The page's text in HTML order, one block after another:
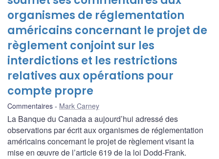
organismes de réglementation
américains concernant le projet de
règlement conjoint sur les
interdictions et les restrictions
relatives aux opérations pour
compte propre
Commentaires Mark Carney
La Banque du Canada a aujourd’hui adressé des
observations par écrit aux organismes de réglementation
américains concernant le projet de règlement visant la
mise en œuvre de l’article 619 de la loi Dodd-Frank.